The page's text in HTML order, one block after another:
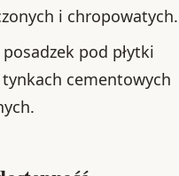
i chropowatych.
pod płytki
cementowych